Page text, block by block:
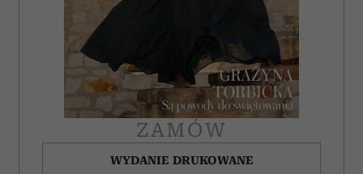
ZAMÓW
WYDANIE DRUKOWANE